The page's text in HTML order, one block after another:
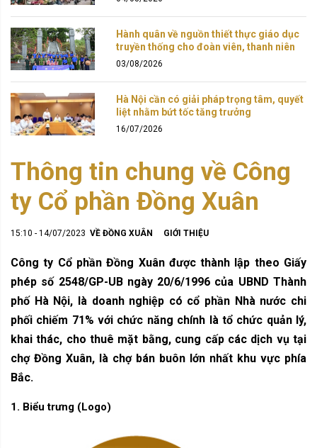
Hành quân về nguồn thiết thực giáo dục
truyền thống cho đoàn viên, thanh niên
03/08/2026
Hà Nội cần có giải pháp trọng tâm, quyết
liệt nhằm bứt tốc tăng trưởng
16/07/2026
Thông tin chung về Công
ty Cổ phần Đồng Xuân
15:10 - 14/07/2023 VỀ ĐỒNG XUÂN GIỚI THIỆU
Công ty Cổ phần Đồng Xuân được thành lập theo Giấy
phép số 2548/GP-UB ngày 20/6/1996 của UBND Thành
phố Hà Nội, là doanh nghiệp có cổ phần Nhà nước chi
phối chiếm 71% với chức năng chính là tổ chức quản lý,
khai thác, cho thuê mặt bằng, cung cấp các dịch vụ tại
chợ Đồng Xuân, là chợ bán buôn lớn nhất khu vực phía
Bắc.
1. Biểu trưng (Logo)